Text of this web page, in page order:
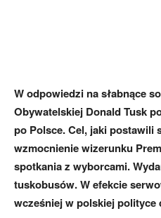
W odpowiedzi na słabnące
Obywatelskiej Donald Tusk
po Polsce. Cel, jaki postawili
wzmocnienie wizerunku
spotkania z wyborcami.
tuskobusów. W efekcie
wcześniej w polskiej polityce